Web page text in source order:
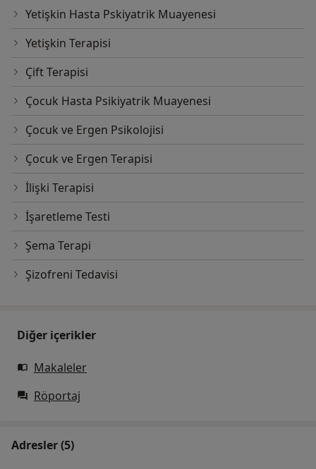
Yetişkin Hasta Pskiyatrik Muayenesi
Yetişkin Terapisi
Çift Terapisi
Çocuk Hasta Psikiyatrik Muayenesi
Çocuk ve Ergen Psikolojisi
Çocuk ve Ergen Terapisi
İlişki Terapisi
İşaretleme Testi
Şema Terapi
Şizofreni Tedavisi
Diğer içerikler
Makaleler
Röportaj
Adresler (5)